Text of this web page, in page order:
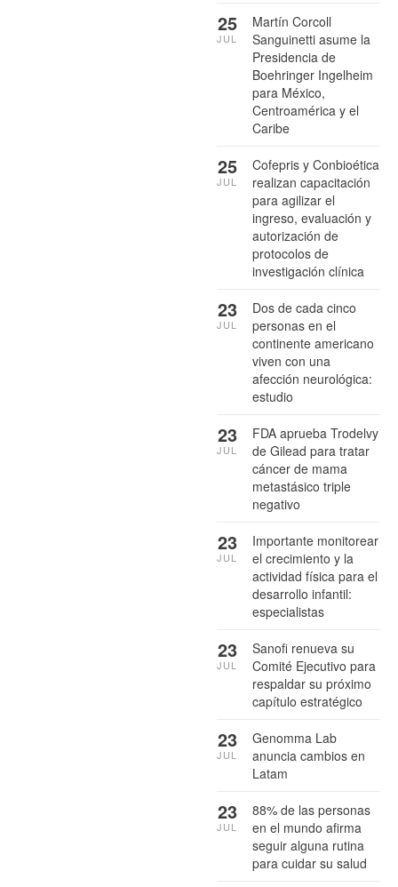
Martín Corcoll
Sanguinetti asume la
Presidencia de
Boehringer Ingelheim
para México,
Centroamérica y el
Caribe
25
JUL
Cofepris y Conbioética
realizan capacitación
para agilizar el
ingreso, evaluación y
autorización de
protocolos de
investigación clínica
25
JUL
Dos de cada cinco
personas en el
continente americano
viven con una
afección neurológica:
estudio
23
JUL
FDA aprueba Trodelvy
de Gilead para tratar
cáncer de mama
metastásico triple
negativo
23
JUL
Importante monitorear
el crecimiento y la
actividad física para el
desarrollo infantil:
especialistas
23
JUL
Sanofi renueva su
Comité Ejecutivo para
respaldar su próximo
capítulo estratégico
23
JUL
Genomma Lab
anuncia cambios en
Latam
23
JUL
88% de las personas
en el mundo afirma
seguir alguna rutina
para cuidar su salud
23
JUL